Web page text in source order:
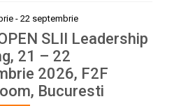
-22 septembrie
SLII Leadership
21 – 22
2026, F2F
Bucuresti